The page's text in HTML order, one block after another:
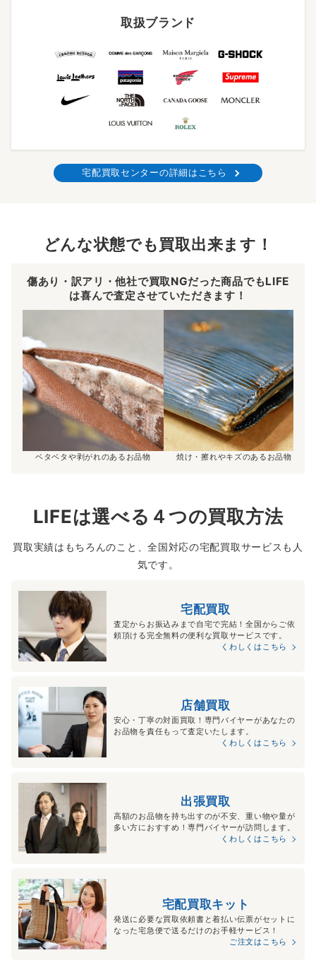
取扱ブランド
宅配買取センターの詳細はこちら
どんな状態でも買取出来ます！
傷あり・訳アリ・他社で買取NGだった商品でもLIFE
は喜んで査定させていただきます！
ベタベタや剥がれのあるお品物 焼け・擦れやキズのあるお品物
LIFEは選べる４つの買取方法
買取実績はもちろんのこと、全国対応の宅配買取サービスも人
気です。
宅配買取
査定からお振込みまで自宅で完結！全国からご依
頼頂ける完全無料の便利な買取サービスです。
くわしくはこちら
店舗買取
安心・丁寧の対面買取！専門バイヤーがあなたの
お品物を責任もって査定いたします。
くわしくはこちら
出張買取
高額のお品物を持ち出すのが不安、重い物や量が
多い方におすすめ！専門バイヤーが訪問します。
くわしくはこちら
宅配買取キット
発送に必要な買取依頼書と着払い伝票がセットに
なった宅急便で送るだけのお手軽サービス！
ご注文はこちら